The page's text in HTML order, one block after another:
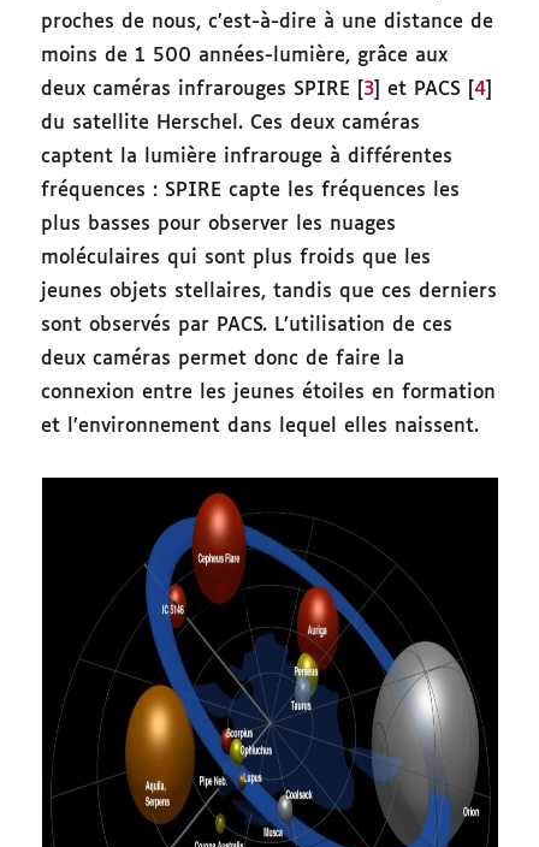
proches de nous, c’est-à-dire à une distance de
moins de 1 500 années-lumière, grâce aux
deux caméras infrarouges SPIRE [ 3 ] et PACS [4
du satellite Herschel. Ces deux caméras
captent la lumière infrarouge à différentes
fréquences : SPIRE capte les fréquences les
plus basses pour observer les nuages
moléculaires qui sont plus froids que les
jeunes objets stellaires, tandis que ces derniers
sont observés par PACS. L’utilisation de ces
deux caméras permet donc de faire la
connexion entre les jeunes étoiles en formation
et l’environnement dans lequel elles naissent.